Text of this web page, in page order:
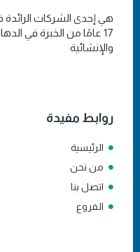
هي إحدى الشركات الرائدة
17 عامًا من الخبرة في
والإنشائية
روابط مفيدة
الرئيسية
من نحن
اتصل بنا
الفروع